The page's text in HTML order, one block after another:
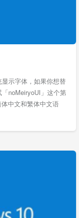
示字体，如果你想替
noMeiryoUI」这个第
中文和繁体中文语